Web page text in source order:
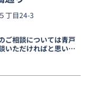
５丁目24-3
ご相談については青戸
いただければと思いま